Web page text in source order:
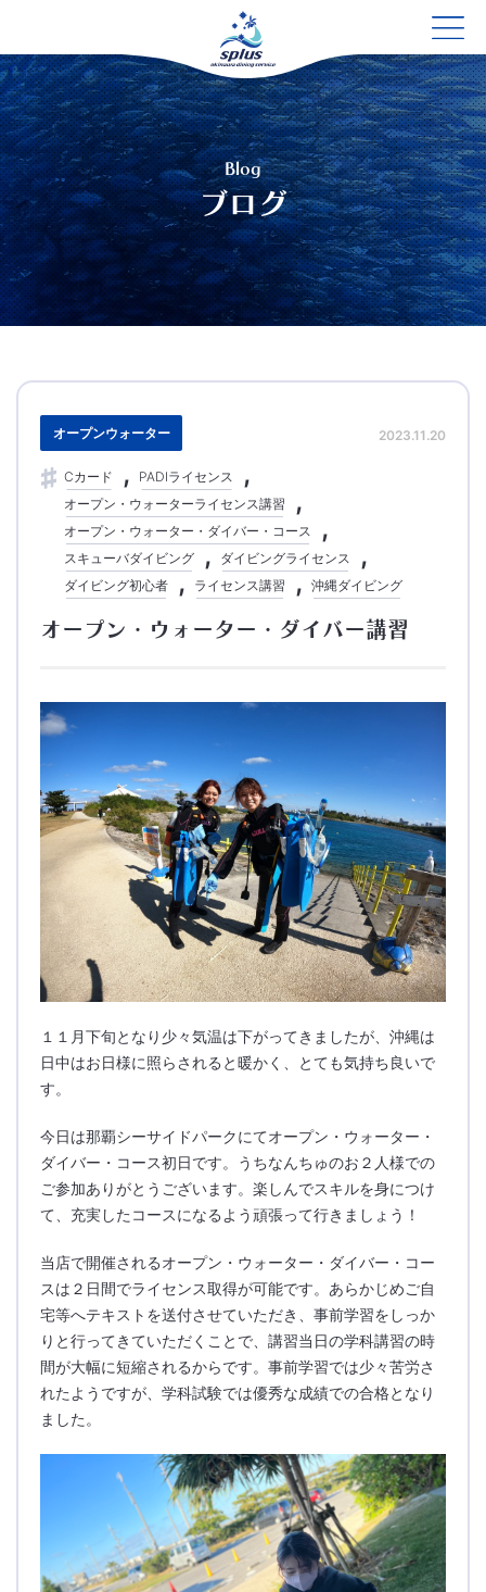
Blog
ブログ
オープンウォーター
Cカード
PADIライセンス
オープン・ウォーターライセンス講習
オープン・ウォーター・ダイバー・コース
スキューバダイビング
ダイビングライセンス
ダイビング初心者
ライセンス講習 沖縄ダイビング
2023.11.20
オープン・ウォーター・ダイバー講習
１１月下旬となり少々気温は下がってきましたが、沖縄は
日中はお日様に照らされると暖かく、とても気持ち良いで
す。
今日は那覇シーサイドパークにてオープン・ウォーター・
ダイバー・コース初日です。うちなんちゅのお２人様での
ご参加ありがとうございます。楽しんでスキルを身につけ
て、充実したコースになるよう頑張って行きましょう！
当店で開催されるオープン・ウォーター・ダイバー・コー
スは２日間でライセンス取得が可能です。あらかじめご自
宅等へテキストを送付させていただき、事前学習をしっか
りと行ってきていただくことで、講習当日の学科講習の時
間が大幅に短縮されるからです。事前学習では少々苦労さ
れたようですが、学科試験では優秀な成績での合格となり
ました。